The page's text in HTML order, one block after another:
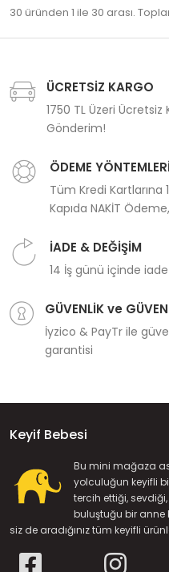
30 üründen 1 ile 30 arası.
ÜCRETSİZ KARGO
1750 TL Üzeri
Gönderim!
ÖDEME
Tüm Kredi Kartlarına
Kapıda NAKİT
İADE & DEĞİŞİM
14 İş günü içinde
GÜVENLİK ve
İyzico & PayTr ile
garantisi
Keyif Bebesi
Bu mini mağaza
yolculuğun keyifli
tercih ettiği,
buluştuğu bir anne
siz de aradığınız tüm keyifli